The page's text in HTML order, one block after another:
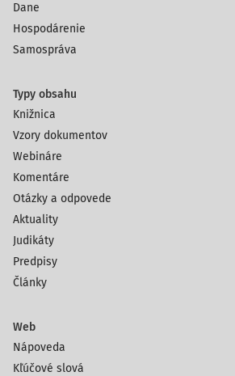
Dane
Hospodárenie
Samospráva
Typy obsahu
Knižnica
Vzory dokumentov
Webináre
Komentáre
Otázky a odpovede
Aktuality
Judikáty
Predpisy
Články
Web
Nápoveda
Kľúčové slová